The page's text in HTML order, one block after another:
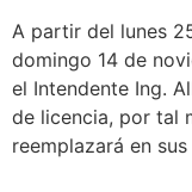
A partir del lunes
domingo 14 de
el Intendente Ing.
de licencia, por tal
reemplazará en